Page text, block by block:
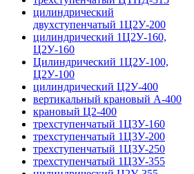
цилиндрический
двухступенчатый 1Ц2У-200
цилиндрический 1Ц2У-160,
Ц2У-160
Цилиндрический 1Ц2У-100,
Ц2У-100
цилиндрический Ц2У-400
вертикальный крановый А-400
крановый Ц2-400
трехступенчатый 1Ц3У-160
трехступенчатый 1Ц3У-200
трехступенчатый 1Ц3У-250
трехступенчатый 1Ц3У-355